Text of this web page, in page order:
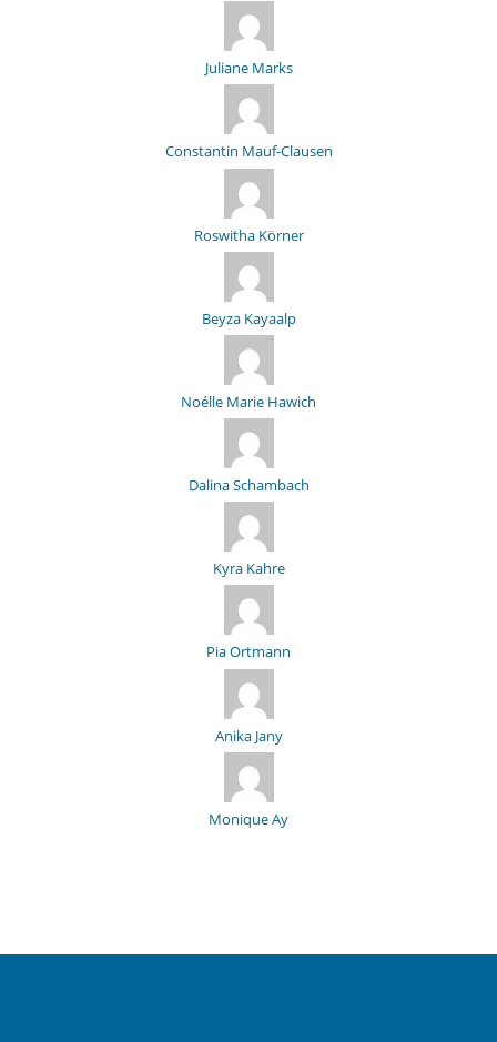
Juliane Marks
Constantin Mauf-Clausen
Roswitha Körner
Beyza Kayaalp
Noélle Marie Hawich
Dalina Schambach
Kyra Kahre
Pia Ortmann
Anika Jany
Monique Ay